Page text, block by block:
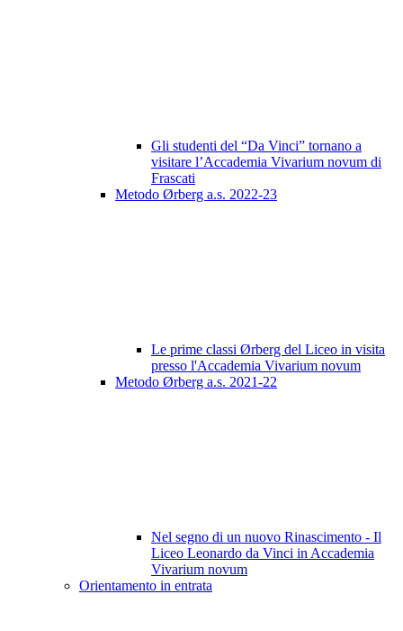
Gli studenti del “Da Vinci” tornano a
visitare l’Accademia Vivarium novum di
Frascati
Metodo Ørberg a.s. 2022-23
Le prime classi Ørberg del Liceo in visita
presso l'Accademia Vivarium novum
Metodo Ørberg a.s. 2021-22
Nel segno di un nuovo Rinascimento - Il
Liceo Leonardo da Vinci in Accademia
Vivarium novum
Orientamento in entrata